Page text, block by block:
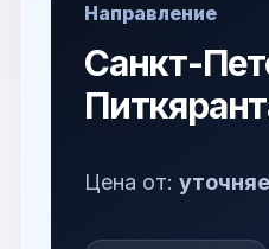
Направление
Санкт-
Цена от: